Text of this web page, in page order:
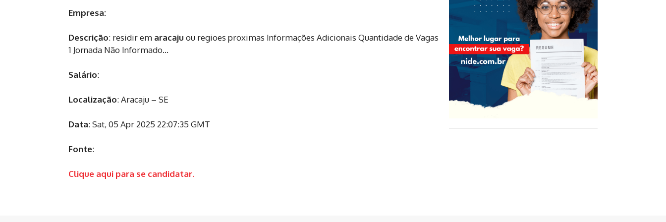
Empresa:
Descrição: residir em aracaju ou regioes proximas Informações Adicionais Quantidade de Vagas
1 Jornada Não Informado…
Salário:
Localização: Aracaju – SE
Data: Sat, 05 Apr 2025 22:07:35 GMT
Fonte:
Clique aqui para se candidatar.